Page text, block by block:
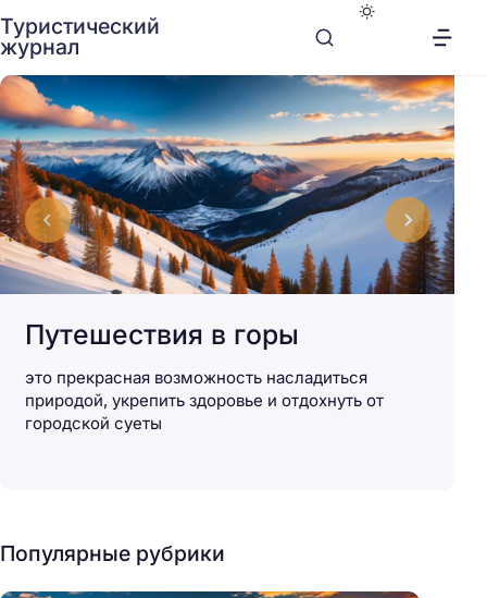
Туристический
журнал
Путешествия в горы
это прекрасная возможность насладиться
природой, укрепить здоровье и отдохнуть от
городской суеты
Популярные рубрики